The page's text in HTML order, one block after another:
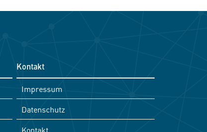
Kontakt
Impressum
Datenschutz
Kontakt